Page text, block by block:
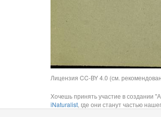
Лицензия CC-BY 4.0 (см.
Хочешь принять участие в создании
iNaturalist, где они станут частью